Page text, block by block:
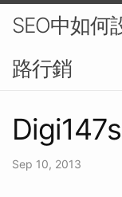
SEO中如何
路行銷
Sep 10, 2013